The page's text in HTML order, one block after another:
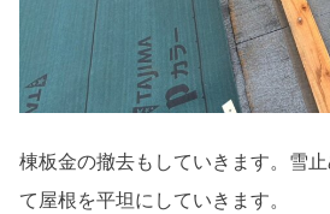
棟板金の撤去もしていきます。雪
て屋根を平坦にしていきます。